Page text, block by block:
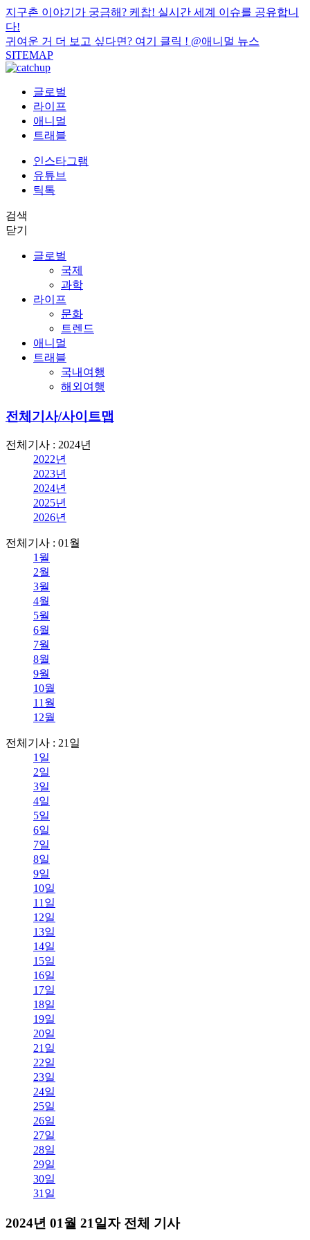
지구촌 이야기가 궁금해? 케찹! 실시간 세계 이슈를 공유합니
다!
귀여운 거 더 보고 싶다면? 여기 클릭 ! @애니멀 뉴스
SITEMAP
글로벌
라이프
애니멀
트래블
인스타그램
유튜브
틱톡
검색
닫기
글로벌
국제
과학
라이프
문화
트렌드
애니멀
트래블
국내여행
해외여행
전체기사/사이트맵
전체기사 : 2024년
2022년
2023년
2024년
2025년
2026년
전체기사 : 01월
1월
2월
3월
4월
5월
6월
7월
8월
9월
10월
11월
12월
전체기사 : 21일
1일
2일
3일
4일
5일
6일
7일
8일
9일
10일
11일
12일
13일
14일
15일
16일
17일
18일
19일
20일
21일
22일
23일
24일
25일
26일
27일
28일
29일
30일
31일
2024년 01월 21일자 전체 기사